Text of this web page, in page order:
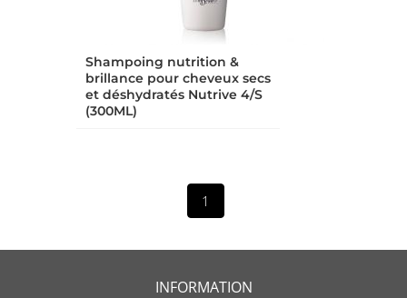
Shampoing nutrition &
brillance pour cheveux secs
et déshydratés Nutrive 4/S
(300ML)
1
INFORMATION